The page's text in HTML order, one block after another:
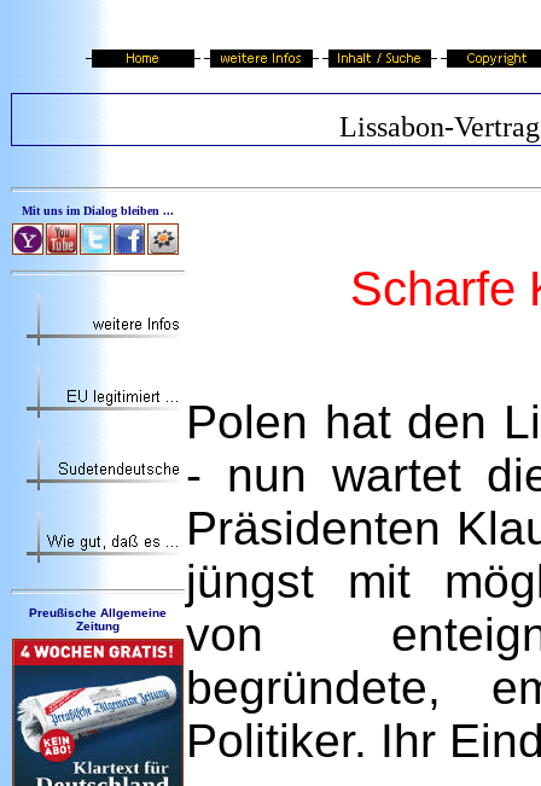
Lissabon-Vertrag
Mit uns im Dialog bleiben ...
Preußische Allgemeine
Zeitung
Scharfe
Polen hat den
- nun wartet
Präsidenten
jüngst mit
von
begründete,
Politiker. Ihr